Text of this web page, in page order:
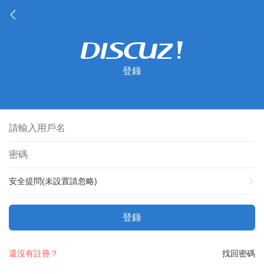
登錄
安全提問(未設置請忽略)
登錄
找回密碼
還沒有註冊？